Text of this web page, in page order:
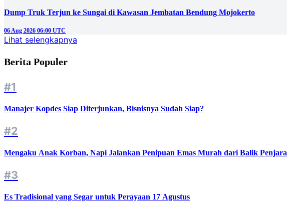
Dump Truk Terjun ke Sungai di Kawasan Jembatan Bendung Mojokerto
06 Aug 2026 06:00 UTC
Lihat selengkapnya
Berita Populer
#1
Manajer Kopdes Siap Diterjunkan, Bisnisnya Sudah Siap?
#2
Mengaku Anak Korban, Napi Jalankan Penipuan Emas Murah dari Balik Penjara
#3
Es Tradisional yang Segar untuk Perayaan 17 Agustus